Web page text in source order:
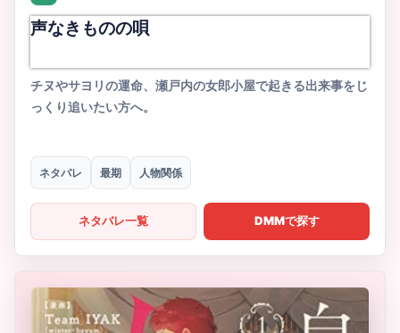
声なきものの唄
チヌやサヨリの運命、瀬戸内の女郎小屋で起きる出来事をじ
っくり追いたい方へ。
ネタバレ 最期 人物関係
ネタバレ一覧 DMMで探す